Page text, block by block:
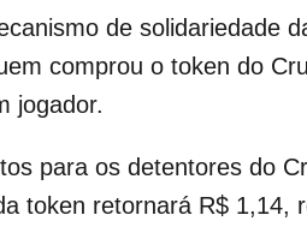
de solidariedade
comprou o token do
jogador.
para os detentores do
token retornará R$ 1,14,